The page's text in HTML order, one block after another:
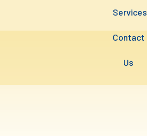
Services
Contact
Us